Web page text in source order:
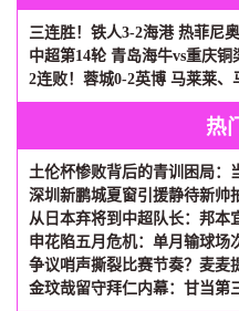
中超第14轮 青岛海牛vs重庆铜
2连败！蓉城0-2英博 马莱莱
热
土伦杯惨败背后的青训困局：
深圳新鹏城夏窗引援静待新帅
从日本弃将到中超队长：邦本
申花陷五月危机：单月输球场
争议哨声撕裂比赛节奏？麦麦